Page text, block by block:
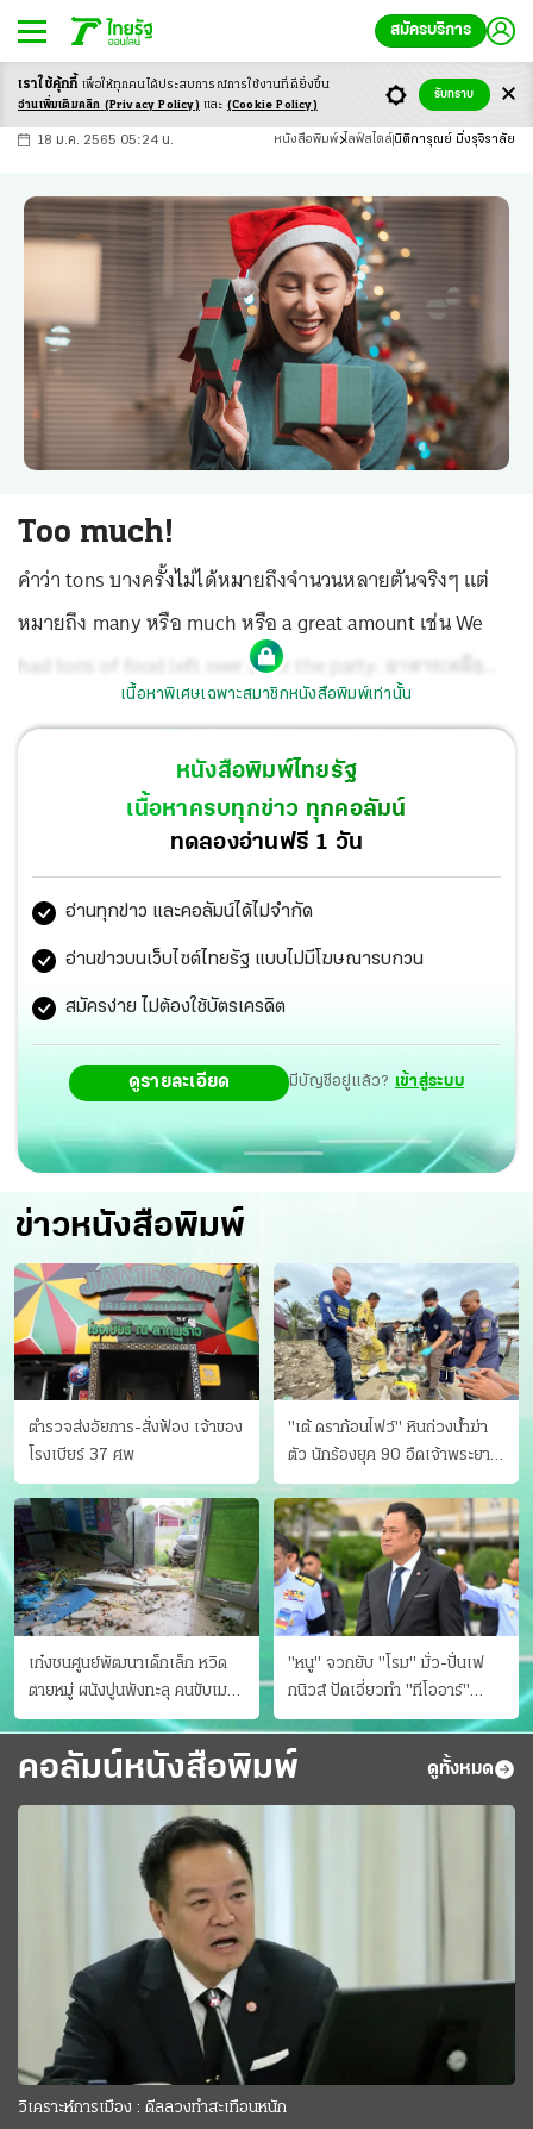
สมัครบริการ
-ก ก ก+
18 ม.ค. 2565 05:24 น. หนังสือพิมพ์ ไลฟ์สไตล์ นิติการุณย์ มิ่งรุจิราลัย
Too much!
คำว่า tons บางครั้งไม่ได้หมายถึงจำนวนหลายตันจริงๆ แต่
หมายถึง many หรือ much หรือ a great amount เช่น We
had tons of food left over after the party. อาหารเหลือ
บานเบอะเยอะแยะไปหมดหลังจากงานปาร์ตี้ ผมไปพักกับ
ครอบครัวของอดีตเพื่อนรัก เห็นแล้วก็ปวดหัวแทนครับ
Arthur has too many irons in the fire. อาร์เธอร์มีเหล็ก
มากมายหลายชิ้นเกินไปในไฟ ประโยคนี้สื่อถึงอาร์เธอร์มี
มากมายหลายสิ่ง หลายกิจกรรม หลายความสนใจ หลายเรื่อง
หลายราวในเวลาเดียวกัน ซึ่งยากที่จะจัดการให้สำเร็จได้อย่าง
มีประสิทธิภาพ ‘to have too many irons in the fire’ วลีนี้ใช้
กันบ่อยครับ ความหมายก็แบบเดียวกับที่อาร์เธอร์เป็นนั่นละ
ครับ
เนื้อหาพิเศษเฉพาะสมาชิกหนังสือพิมพ์เท่านั้น
หนังสือพิมพ์ไทยรัฐ
เนื้อหาครบทุกข่าว ทุกคอลัมน์
ทดลองอ่านฟรี 1 วัน
อ่านทุกข่าว และคอลัมน์ได้ไม่จำกัด
อ่านข่าวบนเว็บไซต์ไทยรัฐ แบบไม่มีโฆษณารบกวน
สมัครง่าย ไม่ต้องใช้บัตรเครดิต
ดูรายละเอียด มีบัญชีอยู่แล้ว? เข้าสู่ระบบ
ข่าวหนังสือพิมพ์
ตำรวจส่งอัยการ-สั่งฟ้อง เจ้าของ
โรงเบียร์ 37 ศพ
"เต้ ดราก้อนไฟว์" หินถ่วงน้ำฆ่า
ตัว นักร้องยุค 90 อืดเจ้าพระยา
แฟนหาตัววุ่น เครียดธุรกิจ!
เก๋งชนศูนย์พัฒนาเด็กเล็ก หวิด
ตายหมู่ ผนังปูนพังทะลุ คนขับเมา
ยา
"หนู" จวกยับ "โรม" มั่ว-ปั่นเฟ
กนิวส์ ปัดเอี่ยวทํา "ทีโออาร์"
ต้นทางโกงสอบฉาว
คอลัมน์หนังสือพิมพ์ ดูทั้งหมด
วิเคราะห์การเมือง : ดีลลวงทำสะเทือนหนัก
เราใช้คุ้กกี้ เพื่อให้ทุกคนได้ประสบการณ์การใช้งานที่ดียิ่งขึ้น
อ่านเพิ่มเติมคลิก (Privacy Policy) และ (Cookie Policy)
รับทราบ